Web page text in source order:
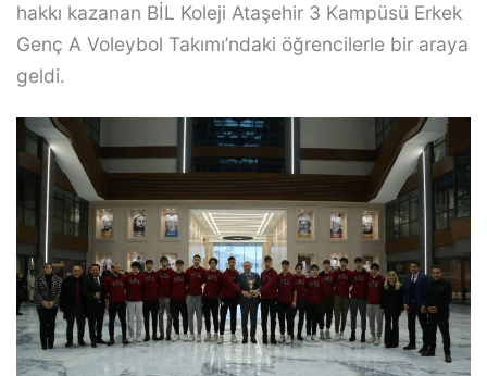
hakkı kazanan BİL Koleji Ataşehir 3 Kampüsü Erkek
Genç A Voleybol Takımı’ndaki öğrencilerle bir araya
geldi.